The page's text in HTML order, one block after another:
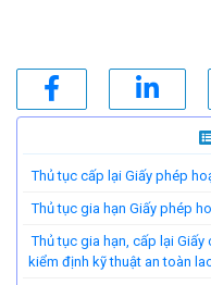
Thủ tục cấp lại Giấy phép
Thủ tục gia hạn Giấy phép
Thủ tục gia hạn, cấp lại
kiểm định kỹ thuật an toàn